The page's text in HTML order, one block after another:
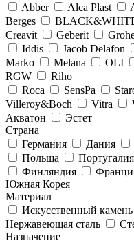
Abber
Alca Plast
Berges
Creavit
Geberit
Iddis
Jacob Delafon
Marko
Melana OLI
RGW
Riho
Roca
SensPa
Villeroy&Boсh
Vitra
Акватон
Эстет
Страна
Германия
Дания
Польша
Португалия
Финляндия
Южная Корея
Материал
Искусственный камень
Нержавеющая сталь
Назначение